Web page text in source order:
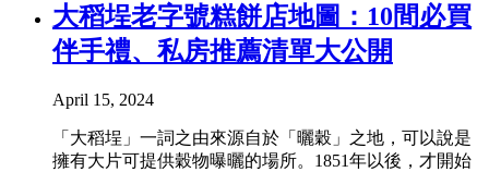
大稻埕老字號糕餅店地圖：10間必買
伴手禮、私房推薦清單大公開
April 15, 2024
「大稻埕」一詞之由來源自於「曬穀」之地，可以說是
擁有大片可提供穀物曝曬的場所。1851年以後，才開始